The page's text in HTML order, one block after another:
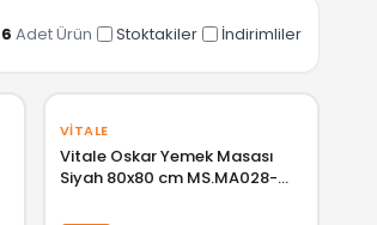
6 Adet Ürün Stoktakiler İndirimliler
VITALE
Vitale Oskar Yemek Masası
Siyah 80x80 cm MS.MA028-